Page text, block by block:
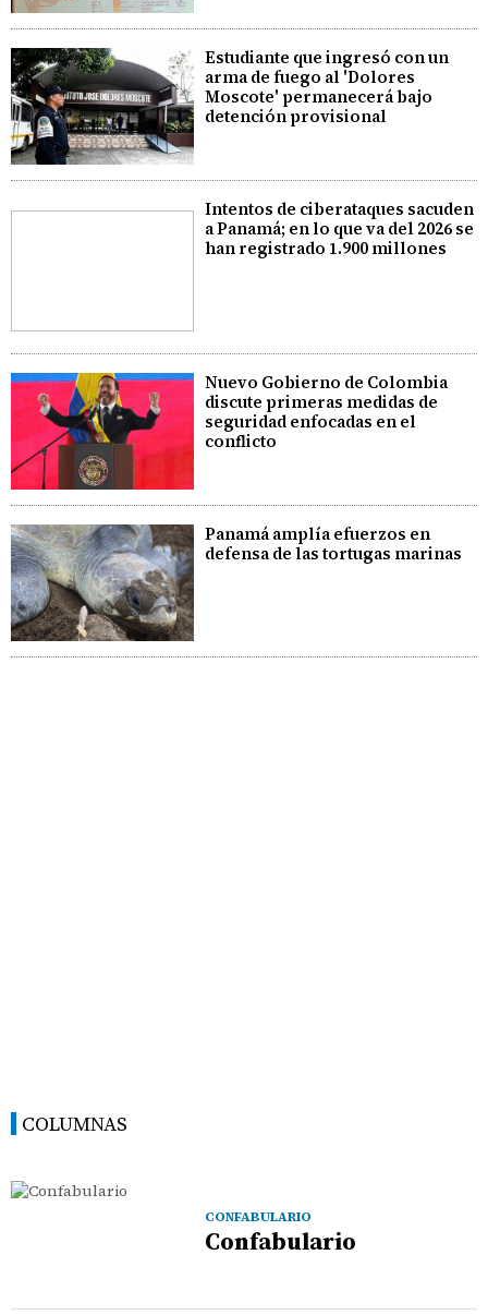
Estudiante que ingresó con un
arma de fuego al 'Dolores
Moscote' permanecerá bajo
detención provisional
Intentos de ciberataques sacuden
a Panamá; en lo que va del 2026 se
han registrado 1.900 millones
Nuevo Gobierno de Colombia
discute primeras medidas de
seguridad enfocadas en el
conflicto
Panamá amplía efuerzos en
defensa de las tortugas marinas
COLUMNAS
CONFABULARIO
Confabulario